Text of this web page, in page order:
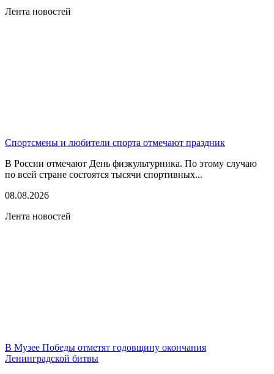
Лента новостей
Спортсмены и любители спорта отмечают праздник
В России отмечают День физкультурника. По этому случаю
по всей стране состоятся тысячи спортивных...
08.08.2026
Лента новостей
В Музее Победы отметят годовщину окончания
Ленинградской битвы